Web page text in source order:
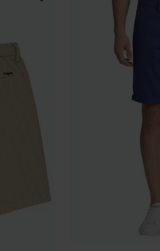
Toevoegen aan favorieten